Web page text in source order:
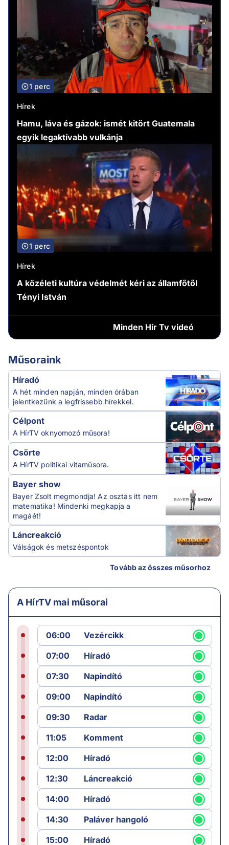
1 perc
Hírek
Hamu, láva és gázok: ismét kitört Guatemala
egyik legaktívabb vulkánja
1 perc
Hírek
A közéleti kultúra védelmét kéri az államfőtől
Tényi István
Minden Hír Tv videó
Műsoraink
Híradó
A hét minden napján, minden órában
jelentkezünk a legfrissebb hírekkel.
Célpont
A HírTV oknyomozó műsora!
Csörte
A HírTV politikai vitaműsora.
Bayer show
Bayer Zsolt megmondja! Az osztás itt nem
matematika! Mindenki megkapja a
magáét!
Láncreakció
Válságok és metszéspontok
Tovább az összes műsorhoz
A HírTV mai műsorai
06:00
Vezércikk
07:00
Híradó
07:30
Napindító
09:00
Napindító
09:30
Radar
11:05
Komment
12:00
Híradó
12:30
Láncreakció
14:00
Híradó
14:30
Paláver hangoló
15:00
Híradó